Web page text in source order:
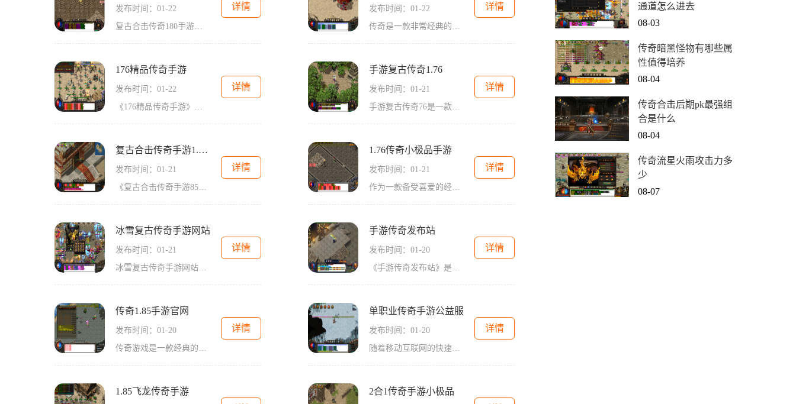
发布时间：01-22
复古合击传奇180手游官网是一款以传奇游戏为背景的2D游戏，玩家扮演不同职业的角色，与其他玩家进行万人在线的互动。这款游戏充满了激烈的战斗和刺激的冒险，留下了许多传奇的故
详情 发布时间：01-22
传奇是一款非常经典的2D游戏，它以角色扮演为主题，采用万人在线的方式，让玩家们可以在虚拟世界中进行互动。在传奇中，玩家可以选择不同的职业组合，加入行会，并通过护手、极
详情
176精品传奇手游
发布时间：01-22
《176精品传奇手游》是一款备受期待的手机游戏，它将经典的传奇游戏带入了现代的手游领域。游戏以其精致细腻的画面、丰富多样的玩法和独特的职业系统而深受玩家们的喜爱。让我
详情
手游复古传奇1.76
发布时间：01-21
手游复古传奇76是一款深受玩家喜爱的经典游戏。游戏以中世纪背景为基础，玩家扮演勇敢的冒险者，在广阔的游戏世界中展开冒险与战斗。今天，我们将详细介绍一下这款游戏的具体玩
详情
复古合击传奇手游1.85官网
发布时间：01-21
《复古合击传奇手游85官网》是一款极具经典魅力的游戏，让玩家能够在手机上体验到传奇的乐趣。作为一款复古风格的游戏，它以85版本为基础，通过复古的画面和独特的玩法吸引了众
详情
1.76传奇小极品手游
发布时间：01-21
作为一款备受喜爱的经典游戏IP的延续，76传奇小极品手游继承了原版传奇游戏的经典元素，为玩家们带来了全新的游戏体验。以其精美的画面、刺激的战斗以及丰富多样的玩法而备受好
详情
冰雪复古传奇手游网站
发布时间：01-21
冰雪复古传奇手游网站是一款经典的传奇游戏。传奇，作为最早的2D游戏之一，以其震撼人心的战斗、精美的画面和多样的玩法，吸引了无数玩家的关注。这款手游网站拥有万人在线同时
详情
手游传奇发布站
发布时间：01-20
《手游传奇发布站》是一款热门的手游平台。作为一款传奇类的游戏，它将带给玩家们全新的游戏体验。在这个游戏中，玩家可以选择各种职业角色，在战斗中不断提升自己的实力，最
详情
传奇1.85手游官网
发布时间：01-20
传奇游戏是一款经典的2D角色扮演游戏，拥有着万人在线的玩家互动功能。作为一款老牌的经典网络游戏，它以其独特的玩法和精彩的游戏内容赢得了玩家们的热爱。游戏中，玩家可以通
详情
单职业传奇手游公益服
发布时间：01-20
随着移动互联网的快速发展，手游成为现代人们休闲娱乐的重要方式之一。而作为经典的游戏类型之一，传奇游戏也在移动平台上推出了许多版本。单职业传奇手游公益服备受广大玩家
详情
1.85飞龙传奇手游 2合1传奇手游小极品
通道怎么进去
08-03
传奇暗黑怪物有哪些属
性值得培养
08-04
传奇合击后期pk最强组
合是什么
08-04
传奇流星火雨攻击力多
少
08-07